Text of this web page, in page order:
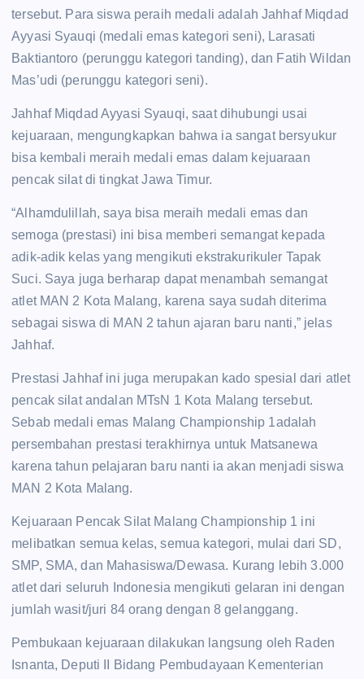
tersebut. Para siswa peraih medali adalah Jahhaf Miqdad
Ayyasi Syauqi (medali emas kategori seni), Larasati
Baktiantoro (perunggu kategori tanding), dan Fatih Wildan
Mas’udi (perunggu kategori seni).
Jahhaf Miqdad Ayyasi Syauqi, saat dihubungi usai
kejuaraan, mengungkapkan bahwa ia sangat bersyukur
bisa kembali meraih medali emas dalam kejuaraan
pencak silat di tingkat Jawa Timur.
“Alhamdulillah, saya bisa meraih medali emas dan
semoga (prestasi) ini bisa memberi semangat kepada
adik-adik kelas yang mengikuti ekstrakurikuler Tapak
Suci. Saya juga berharap dapat menambah semangat
atlet MAN 2 Kota Malang, karena saya sudah diterima
sebagai siswa di MAN 2 tahun ajaran baru nanti,” jelas
Jahhaf.
Prestasi Jahhaf ini juga merupakan kado spesial dari atlet
pencak silat andalan MTsN 1 Kota Malang tersebut.
Sebab medali emas Malang Championship 1adalah
persembahan prestasi terakhirnya untuk Matsanewa
karena tahun pelajaran baru nanti ia akan menjadi siswa
MAN 2 Kota Malang.
Kejuaraan Pencak Silat Malang Championship 1 ini
melibatkan semua kelas, semua kategori, mulai dari SD,
SMP, SMA, dan Mahasiswa/Dewasa. Kurang lebih 3.000
atlet dari seluruh Indonesia mengikuti gelaran ini dengan
jumlah wasit/juri 84 orang dengan 8 gelanggang.
Pembukaan kejuaraan dilakukan langsung oleh Raden
Isnanta, Deputi II Bidang Pembudayaan Kementerian